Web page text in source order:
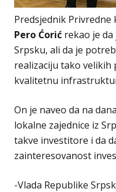
Predsjednik Privredne
Pero Ćorić rekao je
Srpsku, ali da je
realizaciju tako velikih
kvalitetnu
On je naveo da na
lokalne zajednice iz
takve investitore i da
zainteresovanost
-Vlada Republike